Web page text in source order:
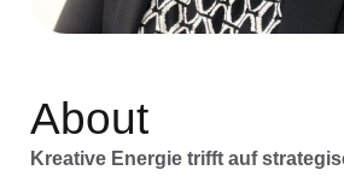
About
Kreative Energie trifft auf